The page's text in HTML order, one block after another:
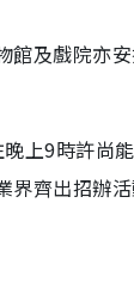
及戲院亦
上9時許尚
齊出招辦